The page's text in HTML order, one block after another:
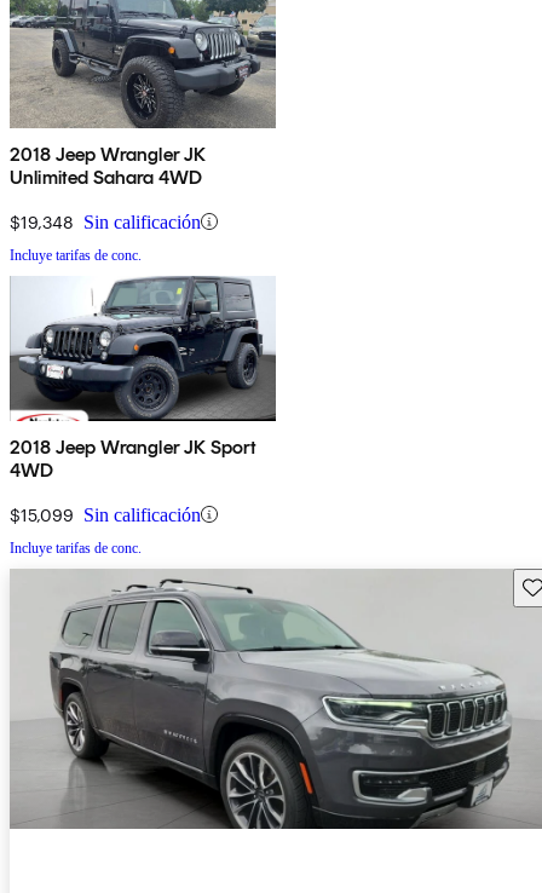
2018 Jeep Wrangler JK
Unlimited Sahara 4WD
$19,348 Sin calificación
Incluye tarifas de conc.
2018 Jeep Wrangler JK Sport
4WD
$15,099 Sin calificación
Incluye tarifas de conc.